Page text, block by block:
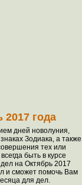
года
дней новолуния,
Зодиака, а также
тех или
быть в курсе
на Октябрь 2017
и сможет помочь Вам
для дел.